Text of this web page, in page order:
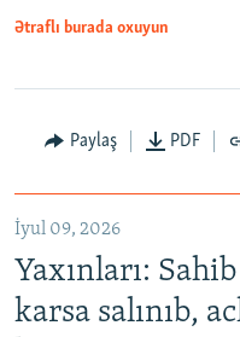
Ətraflı burada oxuyun
Paylaş PDF
İyul 09, 2026
Yaxınları:
karsa salınıb,